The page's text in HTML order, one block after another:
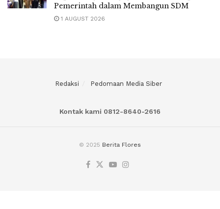
Pemerintah dalam Membangun SDM
1 AUGUST 2026
Redaksi Pedomaan Media Siber
Kontak kami 0812-8640-2616
© 2025 Berita Flores